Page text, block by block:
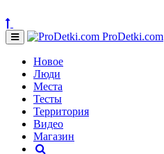
ProDetki.com
Новое
Люди
Места
Тесты
Территория
Видео
Магазин